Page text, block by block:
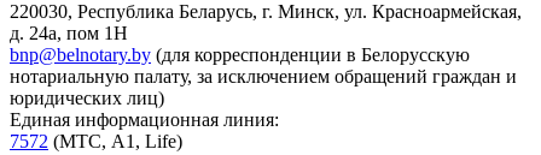
220030, Республика Беларусь, г. Минск, ул. Красноармейская,
д. 24а, пом 1Н
bnp@belnotary.by (для корреспонденции в Белорусскую
нотариальную палату, за исключением обращений граждан и
юридических лиц)
Единая информационная линия:
7572 (МТС, A1, Life)